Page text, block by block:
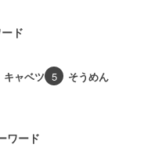
ド
キャベツ 5 そうめん
ワード